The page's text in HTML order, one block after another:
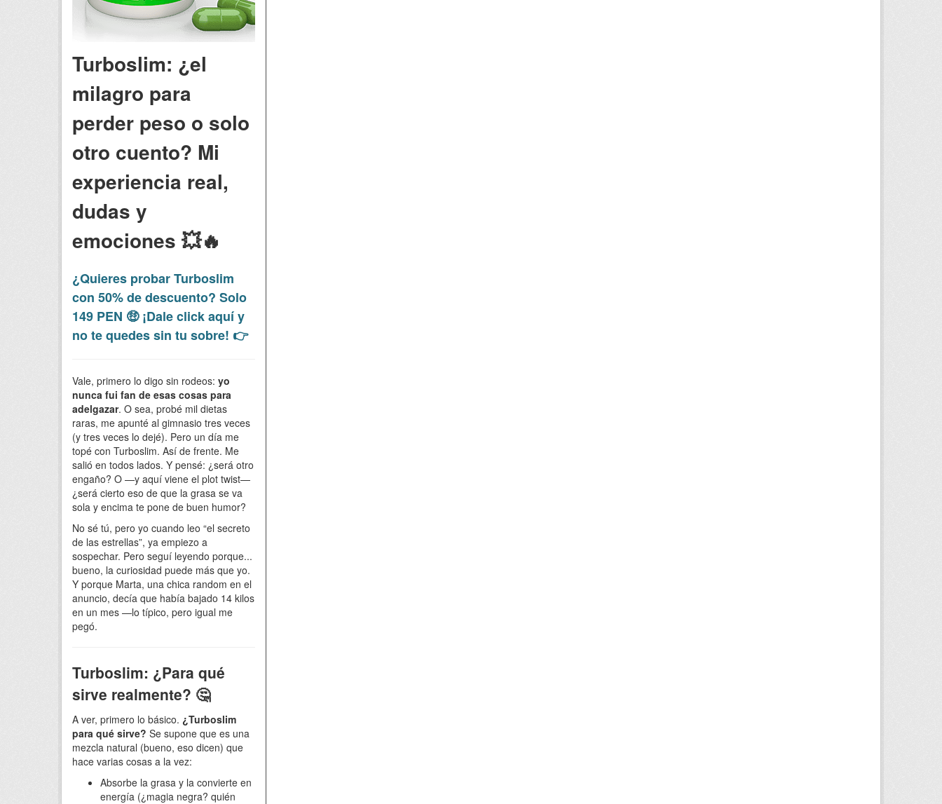
Turboslim: ¿el
milagro para
perder peso o solo
otro cuento? Mi
experiencia real,
dudas y
emociones 💥🔥
¿Quieres probar Turboslim
con 50% de descuento? Solo
149 PEN 🤑 ¡Dale click aquí y
no te quedes sin tu sobre! 👉
Vale, primero lo digo sin rodeos: yo
nunca fui fan de esas cosas para
adelgazar. O sea, probé mil dietas
raras, me apunté al gimnasio tres veces
(y tres veces lo dejé). Pero un día me
topé con Turboslim. Así de frente. Me
salió en todos lados. Y pensé: ¿será otro
engaño? O —y aquí viene el plot twist—
¿será cierto eso de que la grasa se va
sola y encima te pone de buen humor?
No sé tú, pero yo cuando leo “el secreto
de las estrellas”, ya empiezo a
sospechar. Pero seguí leyendo porque...
bueno, la curiosidad puede más que yo.
Y porque Marta, una chica random en el
anuncio, decía que había bajado 14 kilos
en un mes —lo típico, pero igual me
pegó.
Turboslim: ¿Para qué
sirve realmente? 🤔
A ver, primero lo básico. ¿Turboslim
para qué sirve? Se supone que es una
mezcla natural (bueno, eso dicen) que
hace varias cosas a la vez:
Absorbe la grasa y la convierte en
energía (¿magia negra? quién